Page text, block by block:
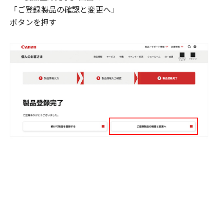
「ご登録製品の確認と変更へ」
ボタンを押す